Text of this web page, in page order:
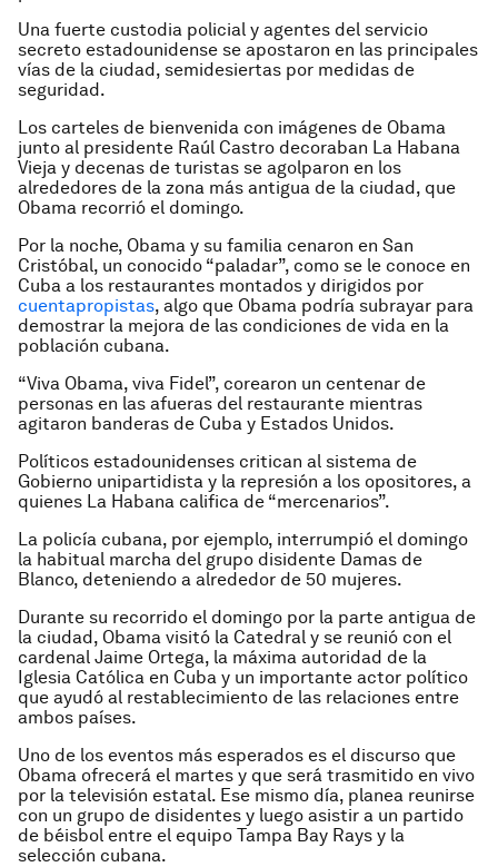
Una fuerte custodia policial y agentes del servicio
secreto estadounidense se apostaron en las principales
vías de la ciudad, semidesiertas por medidas de
seguridad.
Los carteles de bienvenida con imágenes de Obama
junto al presidente Raúl Castro decoraban La Habana
Vieja y decenas de turistas se agolparon en los
alrededores de la zona más antigua de la ciudad, que
Obama recorrió el domingo.
Por la noche, Obama y su familia cenaron en San
Cristóbal, un conocido “paladar”, como se le conoce en
Cuba a los restaurantes montados y dirigidos por
cuentapropistas, algo que Obama podría subrayar para
demostrar la mejora de las condiciones de vida en la
población cubana.
“Viva Obama, viva Fidel”, corearon un centenar de
personas en las afueras del restaurante mientras
agitaron banderas de Cuba y Estados Unidos.
Políticos estadounidenses critican al sistema de
Gobierno unipartidista y la represión a los opositores, a
quienes La Habana califica de “mercenarios”.
La policía cubana, por ejemplo, interrumpió el domingo
la habitual marcha del grupo disidente Damas de
Blanco, deteniendo a alrededor de 50 mujeres.
Durante su recorrido el domingo por la parte antigua de
la ciudad, Obama visitó la Catedral y se reunió con el
cardenal Jaime Ortega, la máxima autoridad de la
Iglesia Católica en Cuba y un importante actor político
que ayudó al restablecimiento de las relaciones entre
ambos países.
Uno de los eventos más esperados es el discurso que
Obama ofrecerá el martes y que será trasmitido en vivo
por la televisión estatal. Ese mismo día, planea reunirse
con un grupo de disidentes y luego asistir a un partido
de béisbol entre el equipo Tampa Bay Rays y la
selección cubana.